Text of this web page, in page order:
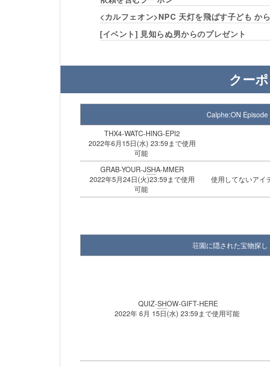
<カルフェオン>NPC 天灯を飛ばす子ども か
[イベント] 見知らぬ男からのプレゼント
クー
Calphe:ON Episode
THX4-WATC-HING-EPI2
2022年6月15日(水) 23:59まで使用
可能
GRAB-YOUR-JSHA-MMER
2022年5月24日(火)23:59まで使用
可能
使用してないアイ
荘園に隠された宝物探
QUIZ-SHOW-GIFT-HERE
2022年 6月 15日(水) 23:59まで使用可能